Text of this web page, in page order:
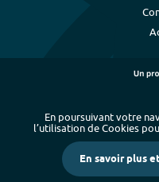
Plan du site -
Mentions légales et données
En poursuivant votre
l’utilisation de Cookies
En savoir plus